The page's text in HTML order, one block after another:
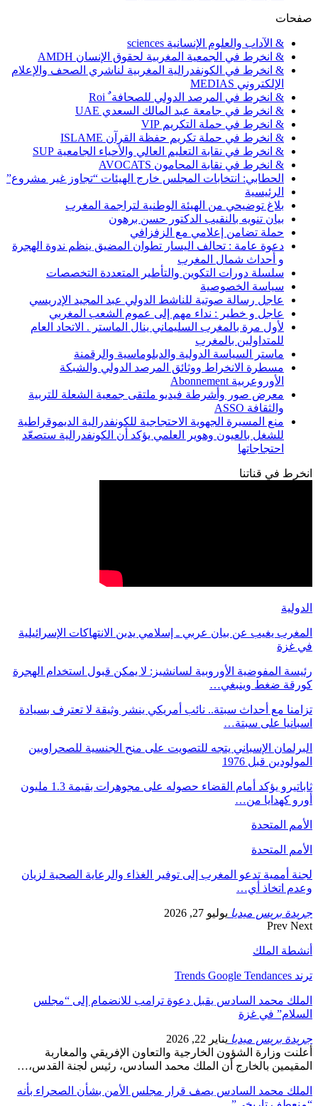
صفحات
& الآداب والعلوم الإنسانية sciences
& انخرط في الجمعية المغربية لحقوق الإنسان AMDH
& انخرط في الكونفدرالية المغربية لناشري الصحف والإعلام
الإلكتروني MEDIAS
& انخرط في المرصد الدولي للصحافة ٌ Roi
& انخرط في جامعة عبد المالك السعدي UAE
& انخرط في حملة التكريم VIP
& انخرط في حملة تكريم حفظة القرآن ISLAME
& انخرط في نقابة التعليم العالي والأحياء الجامعية SUP
& انخرط في نقابة المحامون AVOCATS
الحطابي: انتخابات المجلس خارج الهيئات “تجاوز غير مشروع”
الرئيسية
بلاغ توضيحي من الهيئة الوطنية لتراجمة المغرب
بيان تنويه بالنقيب الدكتور حسن برهون
حملة تضامن إعلامي مع الزفزافي
دعوة عامة : تحالف اليسار تطوان المضيق ينظم ندوة الهجرة
و أحداث شمال المغرب
سلسلة دورات التكوين والتأطير المتعددة التخصصات
سياسة الخصوصية
عاجل رسالة صوتية للناشط الدولي عبد المجيد الإدريسي
عاجل و خطير : نداء مهم إلى عموم الشعب المغربي
لأول مرة بالمغرب السليماني ينال الماستر . الاتحاد العام
للمتداولين بالمغرب
ماستر السياسة الدولية والدبلوماسية والرقمنة
مسطرة الانخراط ووثائق المرصد الدولي والشبكة
الأوروعربية Abonnement
معرض صور وأشرطة فيديو ملتقى جمعية الشعلة للتربية
والثقافة ASSO
منع المسيرة الجهوية الاحتجاجية للكونفدرالية الديموقراطية
للشغل بالعيون وهوير العلمي يؤكد أن الكونفدرالية ستصعّد
احتجاجاتها
انخرط في قناتنا
الدولية
المغرب يغيب عن بيان عربي ـ إسلامي يدين الانتهاكات الإسرائيلية
في غزة
رئيسة المفوضية الأوروبية لسانشيز: لا يمكن قبول استخدام الهجرة
كورقة ضغط وينبغي…
تزامنا مع أحداث سبتة.. نائب أمريكي ينشر وثيقة لا تعترف بسيادة
اسبانيا على سبتة…
البرلمان الإسباني يتجه للتصويت على منح الجنسية للصحراويين
المولودين قبل 1976
ثاباتيرو يؤكد أمام القضاء حصوله على مجوهرات بقيمة 1.3 مليون
أورو كهدايا من…
الأمم المتحدة
الأمم المتحدة
لجنة أممية تدعو المغرب إلى توفير الغذاء والرعاية الصحية لزيان
وعدم اتخاذ أي…
جريدة بريس ميديا يوليو 27, 2026
Prev Next
أنشطة الملك
ترند Trends Google Tendances
الملك محمد السادس يقبل دعوة ترامب للانضمام إلى “مجلس
السلام” في غزة
جريدة بريس ميديا يناير 22, 2026
أعلنت وزارة الشؤون الخارجية والتعاون الإفريقي والمغاربة
المقيمين بالخارج أن الملك محمد السادس، رئيس لجنة القدس،…
الملك محمد السادس يصف قرار مجلس الأمن بشأن الصحراء بأنه